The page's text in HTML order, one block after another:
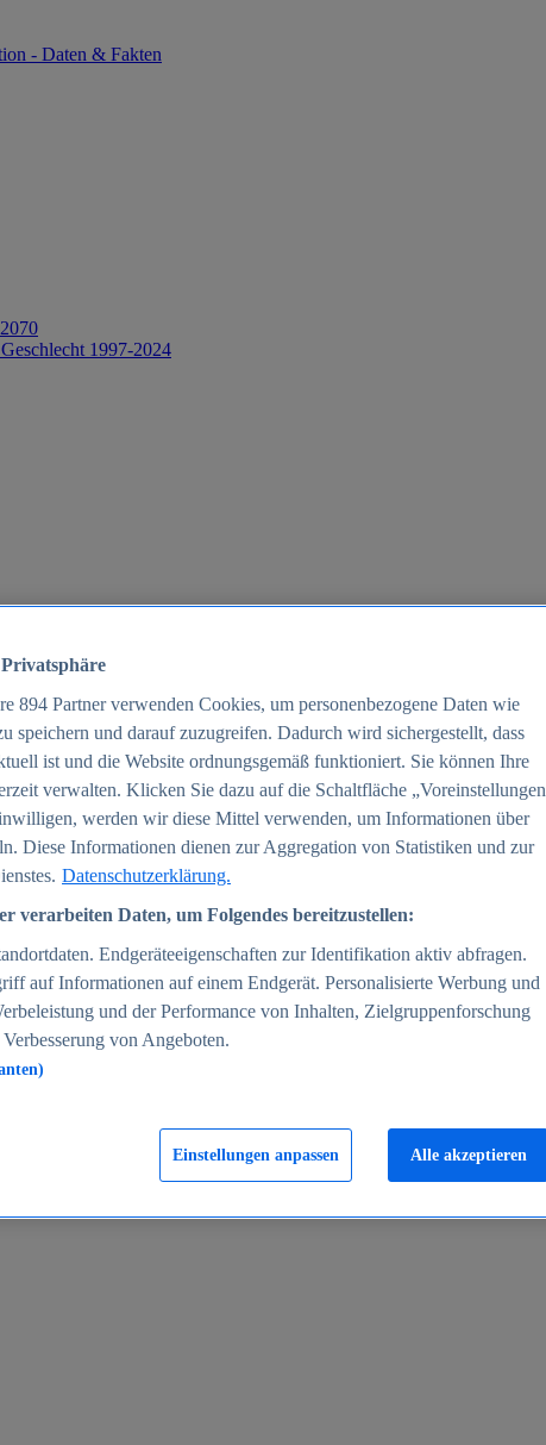
- Daten & Fakten
1997-2024
2005-2025
894 Partner verwenden Cookies, um personenbezogene Daten wie
speichern und darauf zuzugreifen. Dadurch wird sichergestellt, dass
ist und die Website ordnungsgemäß funktioniert. Sie können Ihre
verwalten. Klicken Sie dazu auf die Schaltfläche „Voreinstellungen
werden wir diese Mittel verwenden, um Informationen über
Diese Informationen dienen zur Aggregation von Statistiken und zur
Datenschutzerklärung.
verarbeiten Daten, um Folgendes bereitzustellen:
Endgeräteeigenschaften zur Identifikation aktiv abfragen.
auf Informationen auf einem Endgerät. Personalisierte Werbung und
und der Performance von Inhalten, Zielgruppenforschung
von Angeboten.
Einstellungen anpassen Alle akzeptieren